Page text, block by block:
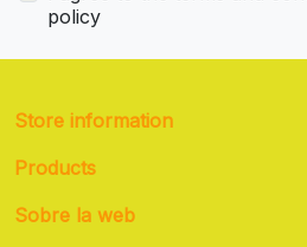
policy
Store information
Products
Sobre la web